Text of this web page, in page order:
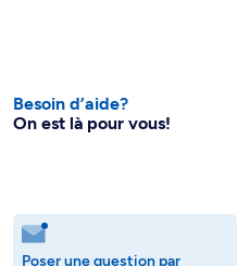
Besoin d’aide?
On est là pour vous!
Poser une question par